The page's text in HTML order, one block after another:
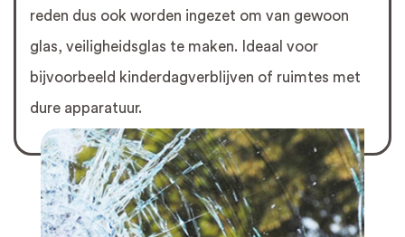
reden dus ook worden ingezet om van gewoon
glas, veiligheidsglas te maken. Ideaal voor
bijvoorbeeld kinderdagverblijven of ruimtes met
dure apparatuur.